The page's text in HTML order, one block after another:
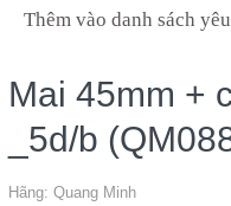
Thêm vào danh sách
Mai 45mm +
_5d/b
Hãng: Quang Minh